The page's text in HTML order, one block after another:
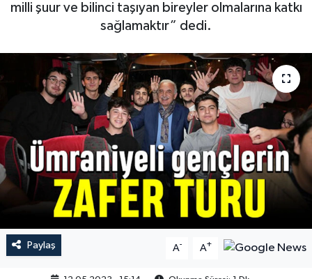
milli şuur ve bilinci taşıyan bireyler olmalarına katkı
sağlamaktır” dedi.
Paylaş A- A+